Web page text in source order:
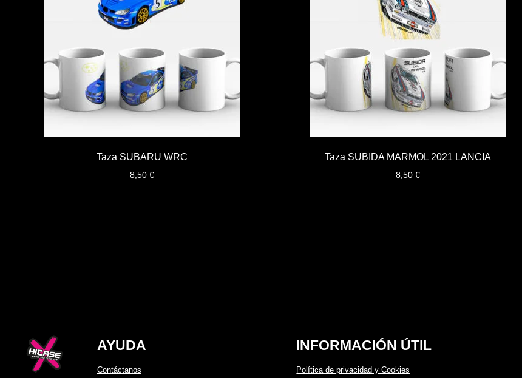
Taza SUBARU WRC
8,50 €
Taza SUBIDA MARMOL 2021 LANCIA
8,50 €
AYUDA
Contáctanos
INFORMACIÓN ÚTIL
Política de privacidad y Cookies